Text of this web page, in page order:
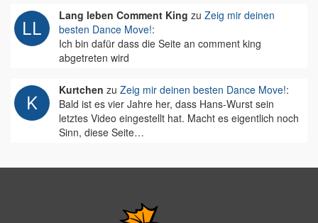
Lang leben Comment King zu Zeig mir deinen
besten Dance Move!:
Ich bin dafür dass die Seite an comment king
abgetreten wird
Kurtchen zu Zeig mir deinen besten Dance Move!:
Bald ist es vier Jahre her, dass Hans-Wurst sein
letztes Video eingestellt hat. Macht es eigentlich noch
Sinn, diese Seite…